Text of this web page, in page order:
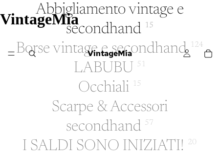
VintageMia
VintageMia
Abbigliamento vintage e
secondhand 15
Borse vintage e secondhand 124
LABUBU 51
Occhiali 15
Scarpe & Accessori
secondhand 57
I SALDI SONO INIZIATI! 20